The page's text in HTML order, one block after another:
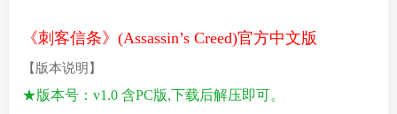
《刺客信条》(Assassin’s Creed)官方中文版
【版本说明】
★版本号：v1.0 含PC版,下载后解压即可。